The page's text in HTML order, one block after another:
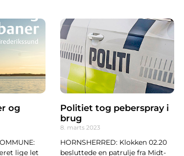
og
lige let
Politiet tog peberspray i
brug
8. marts 2023
HORNSHERRED: Klokken 02.20
besluttede en patrulje fra Midt-